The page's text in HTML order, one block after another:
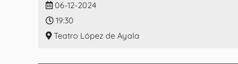
06-12-2024
19:30
Teatro López de Ayala